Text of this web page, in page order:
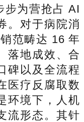
步为营抢占 AI
。对于病院消
范畴达 16 年
落地成效、合
碑以及全流程
医疗反腐取数
环境下，人机
流形态。其针